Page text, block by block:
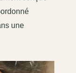
une